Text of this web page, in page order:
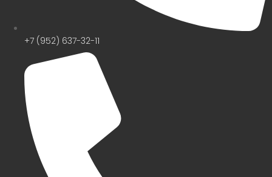
+7 (952) 637-32-11